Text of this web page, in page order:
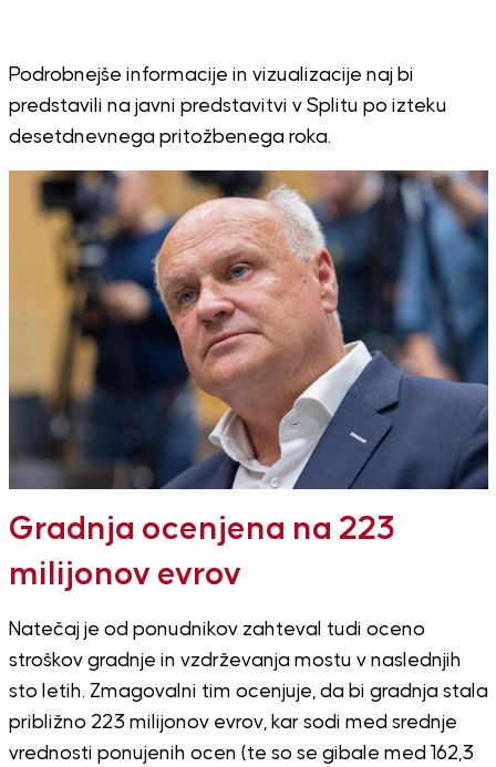
Podrobnejše informacije in vizualizacije naj bi
predstavili na javni predstavitvi v Splitu po izteku
desetdnevnega pritožbenega roka.
Gradnja ocenjena na 223
milijonov evrov
Natečaj je od ponudnikov zahteval tudi oceno
stroškov gradnje in vzdrževanja mostu v naslednjih
sto letih. Zmagovalni tim ocenjuje, da bi gradnja stala
približno 223 milijonov evrov, kar sodi med srednje
vrednosti ponujenih ocen (te so se gibale med 162,3